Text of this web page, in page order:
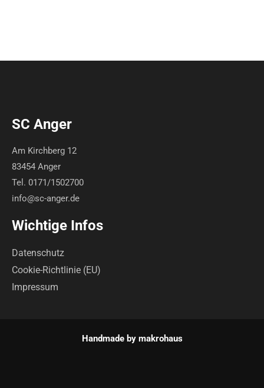
SC Anger
Am Kirchberg 12
83454 Anger
Tel. 0171/1502700
info@sc-anger.de
Wichtige Infos
Datenschutz
Cookie-Richtlinie (EU)
Impressum
Handmade by makrohaus